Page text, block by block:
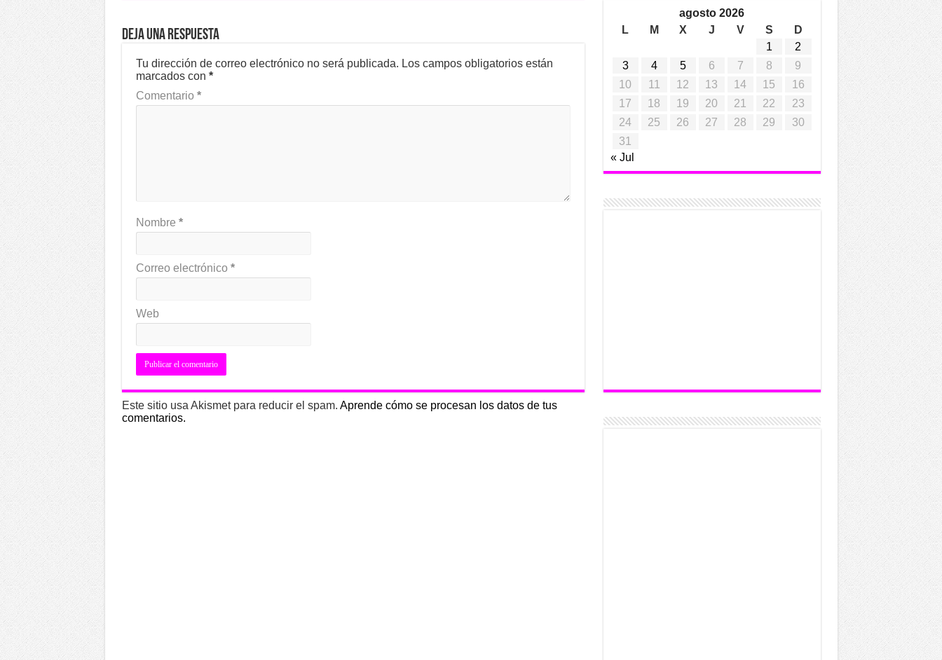
Deja una respuesta
Tu dirección de correo electrónico no será publicada. Los campos obligatorios están
marcados con *
Comentario *
Nombre *
Correo electrónico *
Web
Este sitio usa Akismet para reducir el spam. Aprende cómo se procesan los datos de tus
comentarios.
agosto 2026
L
M X J V S
D
1
2
3
4 5 6 7 8
9
10
11 12 13 14 15
16
17
18 19 20 21 22
23
24
25 26 27 28 29
30
31
« Jul